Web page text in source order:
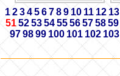
1 2 3 4 5 6 7 8 9 10 11 12 13
51 52 53 54 55 56 57 58 59
97 98 99 100 101 102 103